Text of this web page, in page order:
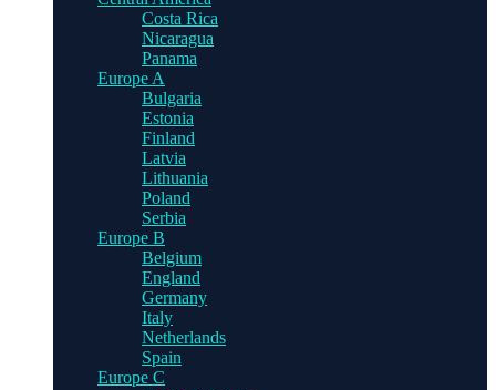
Costa Rica
Nicaragua
Panama
Europe A
Bulgaria
Estonia
Finland
Latvia
Lithuania
Poland
Serbia
Europe B
Belgium
England
Germany
Italy
Netherlands
Spain
Europe C